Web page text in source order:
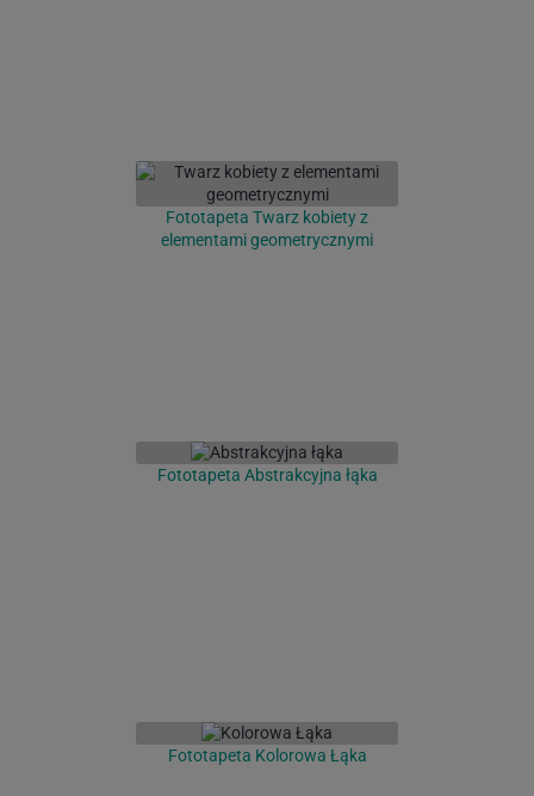
Fototapeta Twarz kobiety z
elementami geometrycznymi
Fototapeta Abstrakcyjna łąka
Fototapeta Kolorowa Łąka